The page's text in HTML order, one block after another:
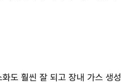
도 훨씬 잘 되고 장내 가스 생성